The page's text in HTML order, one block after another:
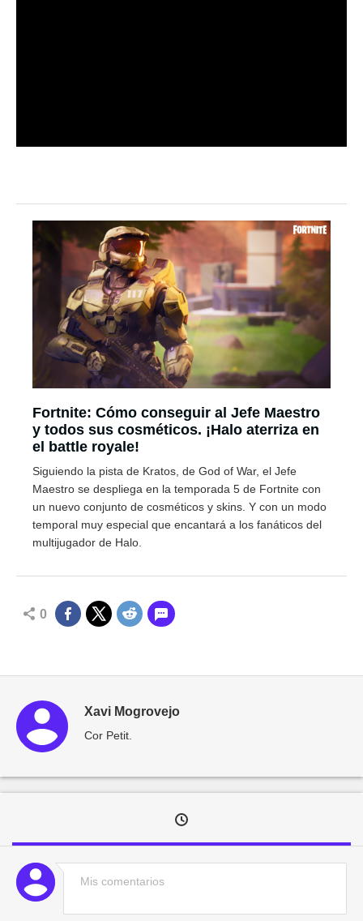
Fortnite: Cómo conseguir al Jefe Maestro
y todos sus cosméticos. ¡Halo aterriza en
el battle royale!
Siguiendo la pista de Kratos, de God of War, el Jefe
Maestro se despliega en la temporada 5 de Fortnite con
un nuevo conjunto de cosméticos y skins. Y con un modo
temporal muy especial que encantará a los fanáticos del
multijugador de Halo.
0
Xavi Mogrovejo
Cor Petit.